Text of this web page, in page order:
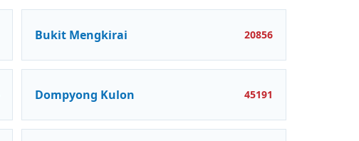
Bukit Mengkirai 20856
Dompyong Kulon 45191